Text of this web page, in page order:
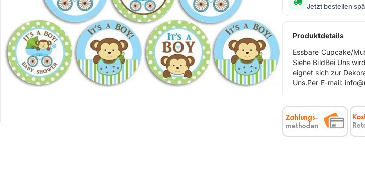
Jetzt bestellen
Produktdetails
Essbare Cupcake/
Siehe BildBei Uns
eignet sich zur
Uns.Per E-mail: